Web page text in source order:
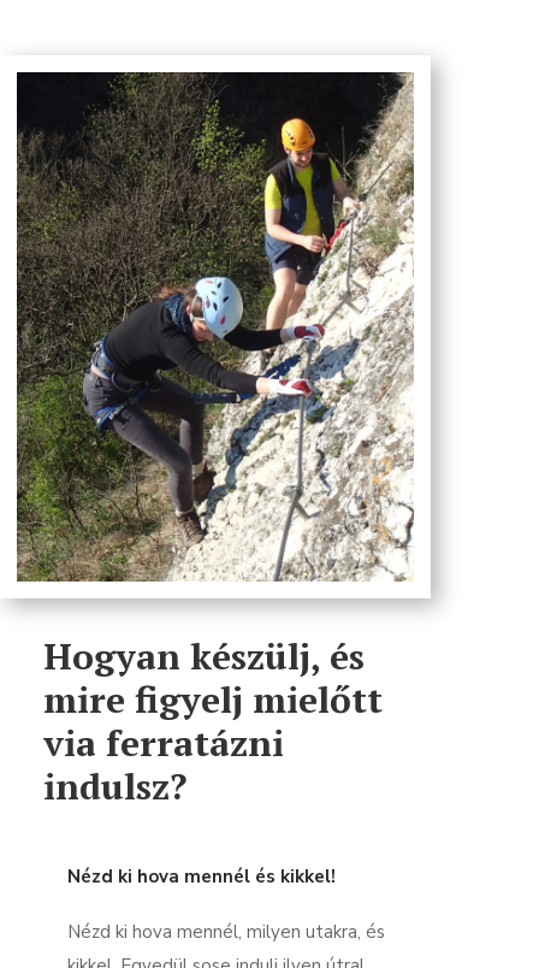
Hogyan készülj, és
mire figyelj mielőtt
via ferratázni
indulsz?
Nézd ki hova mennél és kikkel!
Nézd ki hova mennél, milyen utakra, és